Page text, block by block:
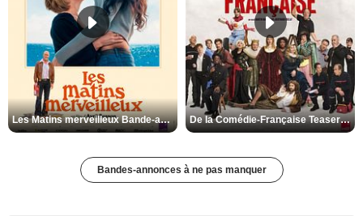
Les Matins merveilleux Bande-annonce VF De la Comédie-Française Teaser VF
Bandes-annonces à ne pas manquer